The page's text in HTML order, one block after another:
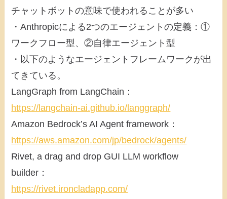
チャットボットの意味で使われることが多い
・Anthropicによる2つのエージェントの定義：①
ワークフロー型、②自律エージェント型
・以下のようなエージェントフレームワークが出
てきている。
LangGraph from LangChain：
https://langchain-ai.github.io/langgraph/
Amazon Bedrock’s AI Agent framework：
https://aws.amazon.com/jp/bedrock/agents/
Rivet, a drag and drop GUI LLM workflow
builder：
https://rivet.ironcladapp.com/